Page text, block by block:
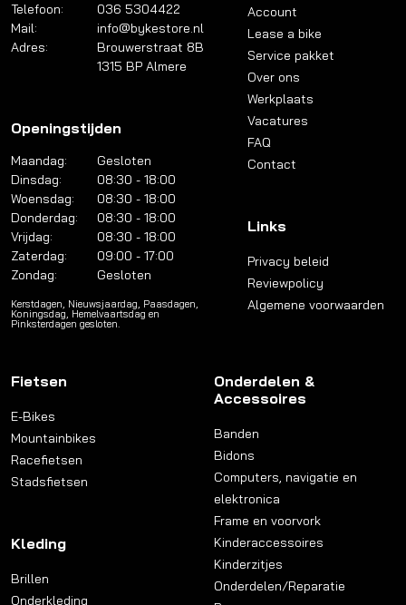
Telefoon:
036 5304422
Mail:
info@bykestore.nl
Adres:
Brouwerstraat 8B
1315 BP Almere
Openingstijden
Maandag:
Gesloten
Dinsdag:
08:30 - 18:00
Woensdag:
08:30 - 18:00
Donderdag:
08:30 - 18:00
Vrijdag:
08:30 - 18:00
Zaterdag:
09:00 - 17:00
Zondag:
Gesloten
Kerstdagen, Nieuwsjaardag, Paasdagen,
Koningsdag, Hemelvaartsdag en
Pinksterdagen gesloten.
Account
Lease a bike
Service pakket
Over ons
Werkplaats
Vacatures
FAQ
Contact
Links
Privacy beleid
Reviewpolicy
Algemene voorwaarden
Fietsen
E-Bikes
Mountainbikes
Racefietsen
Stadsfietsen
Kleding
Brillen
Onderkleding
Onderdelen &
Accessoires
Banden
Bidons
Computers, navigatie en
elektronica
Frame en voorvork
Kinderaccessoires
Kinderzitjes
Onderdelen/Reparatie